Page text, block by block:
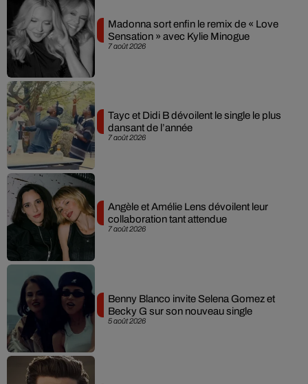
7 août 2026
Madonna sort enfin le remix de « Love
Sensation » avec Kylie Minogue
7 août 2026
Tayc et Didi B dévoilent le single le plus
dansant de l’année
7 août 2026
Angèle et Amélie Lens dévoilent leur
collaboration tant attendue
5 août 2026
Benny Blanco invite Selena Gomez et
Becky G sur son nouveau single